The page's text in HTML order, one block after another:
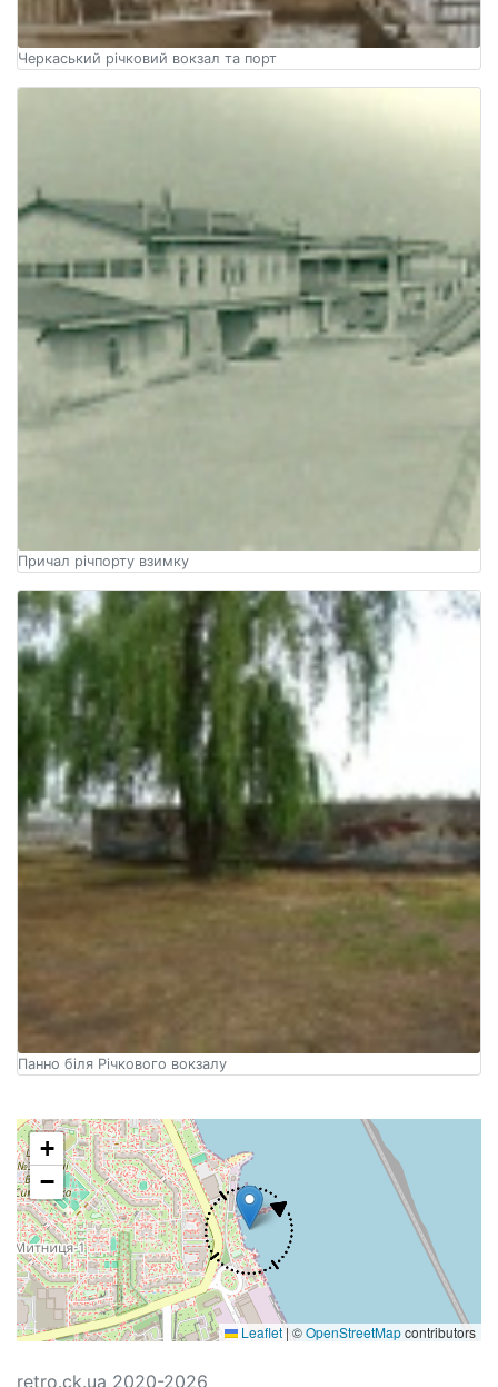
Черкаський річковий вокзал та порт
Причал річпорту взимку
Панно біля Річкового вокзалу
+
−
Leaflet | ©OpenStreetMapcontributors
retro.ck.ua 2020-2026